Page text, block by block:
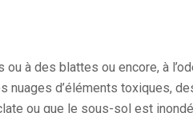
à des blattes ou encore, à
nuages d’éléments toxiques,
ou que le sous-sol est